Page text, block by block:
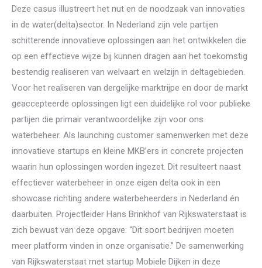
Deze casus illustreert het nut en de noodzaak van innovaties
in de water(delta)sector. In Nederland zijn vele partijen
schitterende innovatieve oplossingen aan het ontwikkelen die
op een effectieve wijze bij kunnen dragen aan het toekomstig
bestendig realiseren van welvaart en welzijn in deltagebieden.
Voor het realiseren van dergelijke marktrijpe en door de markt
geaccepteerde oplossingen ligt een duidelijke rol voor publieke
partijen die primair verantwoordelijke zijn voor ons
waterbeheer. Als launching customer samenwerken met deze
innovatieve startups en kleine MKB’ers in concrete projecten
waarin hun oplossingen worden ingezet. Dit resulteert naast
effectiever waterbeheer in onze eigen delta ook in een
showcase richting andere waterbeheerders in Nederland én
daarbuiten. Projectleider Hans Brinkhof van Rijkswaterstaat is
zich bewust van deze opgave: “Dit soort bedrijven moeten
meer platform vinden in onze organisatie.” De samenwerking
van Rijkswaterstaat met startup Mobiele Dijken in deze